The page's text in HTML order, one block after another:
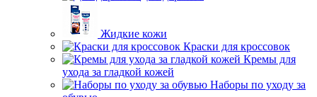
Кремы для
ухода за гладкой кожей
обувью